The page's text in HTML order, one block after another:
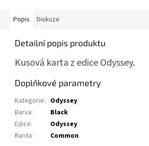
Popis Diskuze
Detailní popis produktu
Kusová karta z edice Odyssey.
Doplňkové parametry
Kategorie: Odyssey
Barva:
Black
Edice:
Odyssey
Rarita: Common